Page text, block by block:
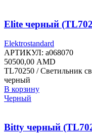
Elite черный
Elektrostandard
АРТИКУЛ: a068070
50500,00 AMD
TL70250 / Светильник
черный
В корзину
Черный
Bitty черный